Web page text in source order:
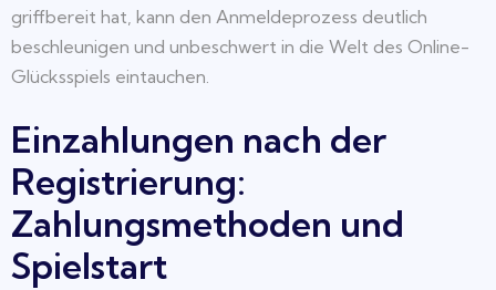
griffbereit hat, kann den Anmeldeprozess deutlich
beschleunigen und unbeschwert in die Welt des Online-
Glücksspiels eintauchen.
Einzahlungen nach der
Registrierung:
Zahlungsmethoden und
Spielstart